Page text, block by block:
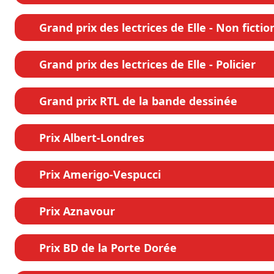
Grand prix des lectrices de Elle - Non
Grand prix des lectrices de Elle - Policier
Grand prix RTL de la bande dessinée
Prix Albert-Londres
Prix Amerigo-Vespucci
Prix Aznavour
Prix BD de la Porte Dorée